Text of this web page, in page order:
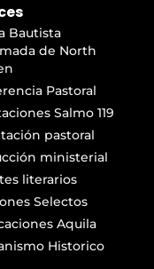
Bautista
de North
Pastoral
Salmo 119
pastoral
ministerial
literarios
Selectos
Aquila
Historico